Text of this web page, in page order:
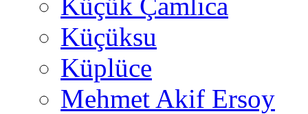
Küçüksu
Küplüce
Mehmet Akif Ersoy